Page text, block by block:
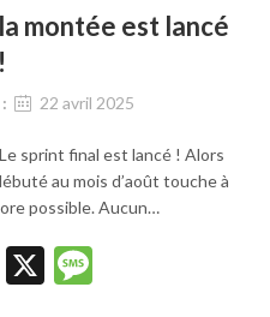
montée est lancé
!
22 avril 2025
sprint final est lancé ! Alors
au mois d’août touche à
possible. Aucun…
WhatsApp
X